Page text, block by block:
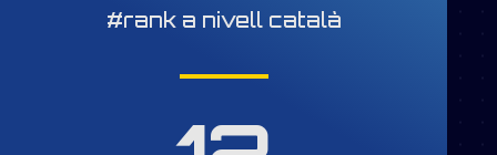
#rank a nivell català